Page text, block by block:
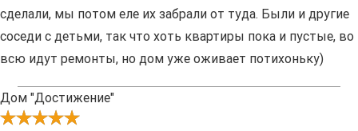
сделали, мы потом еле их забрали от туда. Были и другие
соседи с детьми, так что хоть квартиры пока и пустые, во
всю идут ремонты, но дом уже оживает потихоньку)
Дом "Достижение"